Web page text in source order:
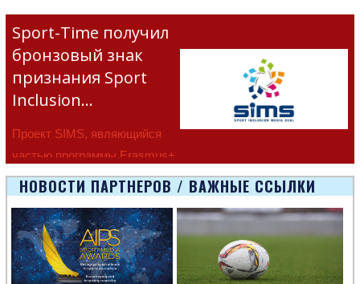
Sport-Time получил
бронзовый знак
признания Sport
Inclusion…
Проект SIMS, являющийся
частью программы Erasmus+
Европейско
НОВОСТИ ПАРТНЕРОВ / ВАЖНЫЕ ССЫЛКИ